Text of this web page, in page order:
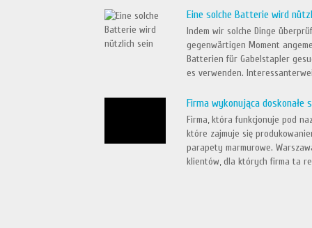
Eine solche Batterie wird
Indem wir solche Dinge
gegenwärtigen Moment
Batterien für Gabelstapler
es verwenden.
Firma wykonująca doskonałe
Firma, która funkcjonuje pod
które zajmuje się
parapety marmurowe.
klientów, dla których firma ta